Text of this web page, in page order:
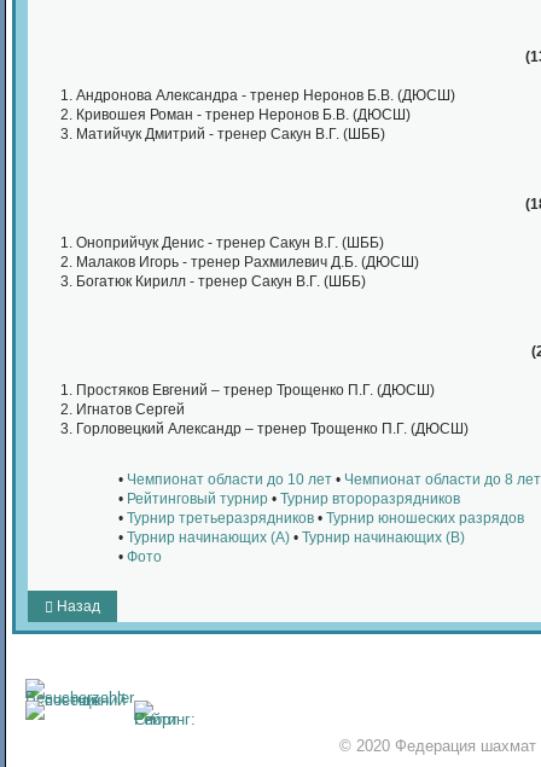
(
Андронова Александра - тренер Неронов Б.В. (ДЮСШ)
Кривошея Роман - тренер Неронов Б.В. (ДЮСШ)
Матийчук Дмитрий - тренер Сакун В.Г. (ШББ)
(
Оноприйчук Денис - тренер Сакун В.Г. (ШББ)
Малаков Игорь - тренер Рахмилевич Д.Б. (ДЮСШ)
Богатюк Кирилл - тренер Сакун В.Г. (ШББ)
Простяков Евгений – тренер Трощенко П.Г. (ДЮСШ)
Игнатов Сергей
Горловецкий Александр – тренер Трощенко П.Г. (ДЮСШ)
• Чемпионат области до 10 лет • Чемпионат области до 8 лет
• Рейтинговый турнир • Турнир второразрядников
• Турнир третьеразрядников • Турнир юношеских разрядов
• Турнир начинающих (А) • Турнир начинающих (В)
• Фото
Назад
© 2020 Федерация шахмат